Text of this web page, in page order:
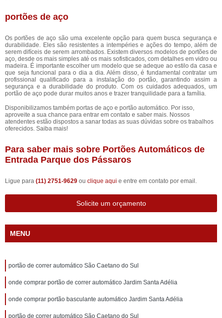
portões de aço
Os portões de aço são uma excelente opção para quem busca segurança e
durabilidade. Eles são resistentes a intempéries e ações do tempo, além de
serem difíceis de serem arrombados. Existem diversos modelos de portões de
aço, desde os mais simples até os mais sofisticados, com detalhes em vidro ou
madeira. É importante escolher um modelo que se adeque ao estilo da casa e
que seja funcional para o dia a dia. Além disso, é fundamental contratar um
profissional qualificado para a instalação do portão, garantindo assim a
segurança e a durabilidade do produto. Com os cuidados adequados, um
portão de aço pode durar muitos anos e trazer tranquilidade para a família.
Disponibilizamos também portas de aço e portão automático. Por isso,
aproveite a sua chance para entrar em contato e saber mais. Nossos
atendentes estão dispostos a sanar todas as suas dúvidas sobre os trabalhos
oferecidos. Saiba mais!
Para saber mais sobre Portões Automáticos de
Entrada Parque dos Pássaros
Ligue para (11) 2751-9629 ou clique aqui e entre em contato por email.
Solicite um orçamento
MENU
portão de correr automático São Caetano do Sul
onde comprar portão de correr automático Jardim Santa Adélia
onde comprar portão basculante automático Jardim Santa Adélia
portão de correr automático São Caetano do Sul